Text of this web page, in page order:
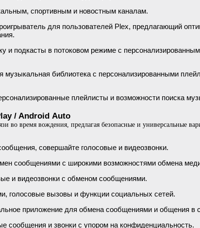
спортивным и новостным каналам.
для пользователей Plex, предлагающий
и подкасты в потоковом режиме с
музыкальная библиотека с персонализированными
плейлисты и возможности поиска
/ Android Auto
во время вождения, предлагая безопасные и универсальные
совершайте голосовые и видеозвонки.
сообщениями с широкими возможностями обмена
и видеозвонки с обменом сообщениями.
голосовые вызовы и функции социальных сетей.
приложение для обмена сообщениями и общения в
сообщения и звонки с упором на конфиденциальность.